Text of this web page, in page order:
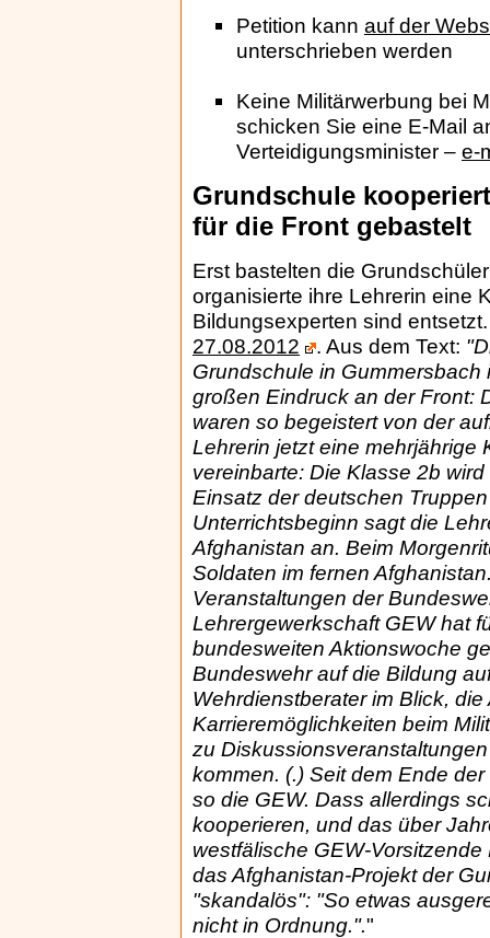
Petition kann auf der
unterschrieben werden
Keine Militärwerbung bei
schicken Sie eine E-Mail
Verteidigungsminister – e-
Grundschule
für die Front gebastelt
Erst bastelten die
organisierte ihre Lehrerin eine
Bildungsexperten sind
27.08.2012
. Aus dem Text:
Grundschule in
großen Eindruck an der Front:
waren so begeistert von der
Lehrerin jetzt eine mehrjährige
vereinbarte: Die Klasse 2b
Einsatz der deutschen
Unterrichtsbeginn sagt die
Afghanistan an. Beim
Soldaten im fernen
Veranstaltungen der
Lehrergewerkschaft GEW hat
bundesweiten Aktionswoche
Bundeswehr auf die Bildung
Wehrdienstberater im Blick,
Karrieremöglichkeiten beim
zu
kommen. (.) Seit dem Ende
so die GEW. Dass allerdings
kooperieren, und das über
westfälische GEW-
das Afghanistan-Projekt der
"skandalös": "So etwas
nicht in Ordnung."."